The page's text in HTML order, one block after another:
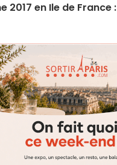
2017 en Ile de France :